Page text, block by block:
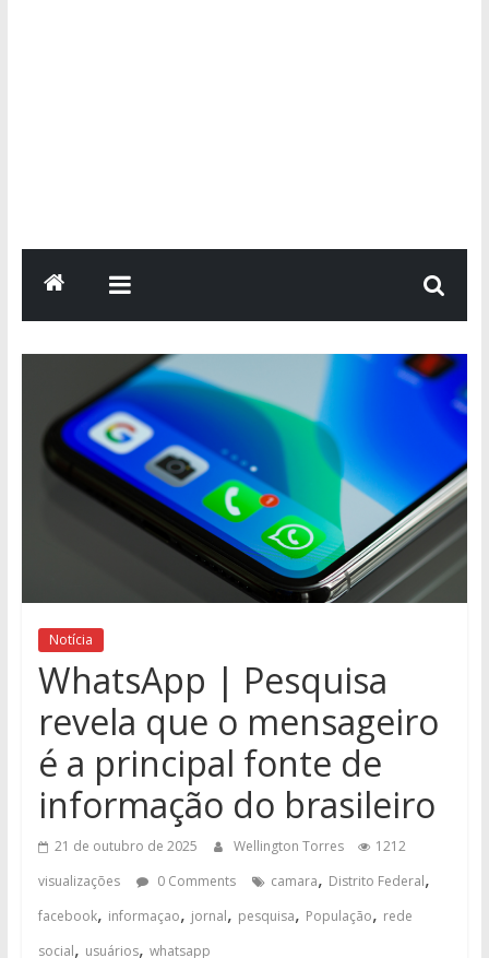
Notícia
WhatsApp | Pesquisa
revela que o mensageiro
é a principal fonte de
informação do brasileiro
21 de outubro de 2025 Wellington Torres
1212
visualizações
0 Comments camara, Distrito Federal,
facebook, informaçao, jornal, pesquisa, População, rede
social, usuários, whatsapp